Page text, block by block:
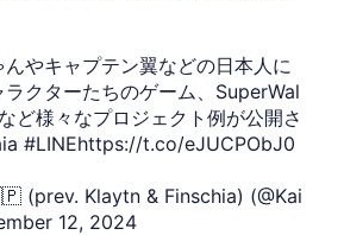
やキャプテン翼などの日本人に
クターたちのゲーム、SuperWal
ど様々なプロジェクト例が公開さ
#LINEhttps://t.co/eJUCPObJ0
(prev. Klaytn & Finschia) (@Kai
12, 2024